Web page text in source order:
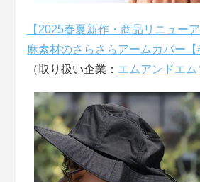
【2025春夏新作・商品リニュー
麻素材のさらさらアームカバー【
（取り扱い企業： エムアンドエム